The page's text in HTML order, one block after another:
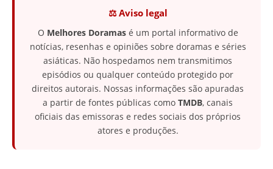
⚖️ Aviso legal
O Melhores Doramasé um portal informativo de
notícias, resenhas e opiniões sobre doramas e séries
asiáticas. Não hospedamos nem transmitimos
episódios ou qualquer conteúdo protegido por
direitos autorais. Nossas informações são apuradas
a partir de fontes públicas como TMDB, canais
oficiais das emissoras e redes sociais dos próprios
atores e produções.